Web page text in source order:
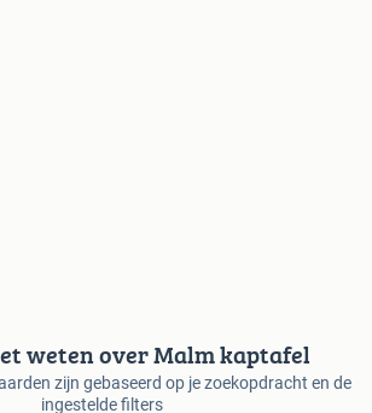
weten over Malm kaptafel
zijn gebaseerd op je zoekopdracht en de
ingestelde filters